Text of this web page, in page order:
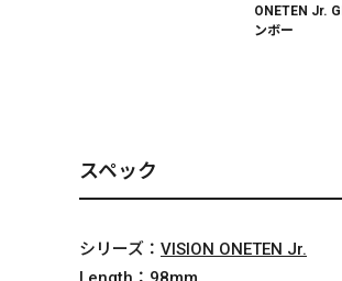
ONETEN Jr.
ンボー
スペック
シリーズ： VISION ONETEN Jr.